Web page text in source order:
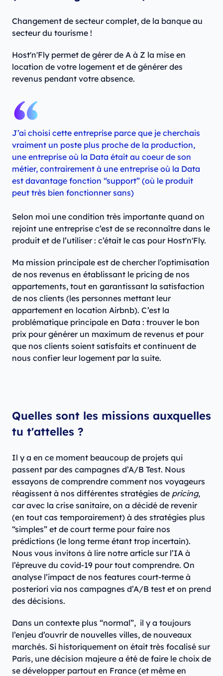
Changement de secteur complet, de la banque au
secteur du tourisme !
Host'n'Fly permet de gérer de A à Z la mise en
location de votre logement et de générer des
revenus pendant votre absence.
J’ai choisi cette entreprise parce que je cherchais
vraiment un poste plus proche de la production,
une entreprise où la Data était au coeur de son
métier, contrairement à une entreprise où la Data
est davantage fonction “support” (où le produit
peut très bien fonctionner sans)
Selon moi une condition très importante quand on
rejoint une entreprise c’est de se reconnaître dans le
produit et de l’utiliser : c’était le cas pour Host'n'Fly.
Ma mission principale est de chercher l’optimisation
de nos revenus en établissant le pricing de nos
appartements, tout en garantissant la satisfaction
de nos clients (les personnes mettant leur
appartement en location Airbnb). C’est la
problématique principale en Data : trouver le bon
prix pour générer un maximum de revenus et pour
que nos clients soient satisfaits et continuent de
nous confier leur logement par la suite.
Quelles sont les missions auxquelles
tu t'attelles ?
Il y a en ce moment beaucoup de projets qui
passent par des campagnes d’A/B Test. Nous
essayons de comprendre comment nos voyageurs
réagissent à nos différentes stratégies de pricing,
car avec la crise sanitaire, on a décidé de revenir
(en tout cas temporairement) à des stratégies plus
“simples” et de court terme pour faire nos
prédictions (le long terme étant trop incertain).
Nous vous invitons à lire notre article sur l’IA à
l’épreuve du covid-19 pour tout comprendre. On
analyse l’impact de nos features court-terme à
posteriori via nos campagnes d’A/B test et on prend
des décisions.
Dans un contexte plus “normal”, il y a toujours
l’enjeu d’ouvrir de nouvelles villes, de nouveaux
marchés. Si historiquement on était très focalisé sur
Paris, une décision majeure a été de faire le choix de
se développer partout en France (et même en